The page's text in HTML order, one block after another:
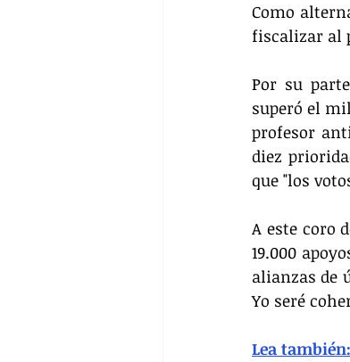
Como
fiscalizar al
Por su
superó el
profesor
diez
que "los
A este coro
19.000
alianzas de
Yo seré
Lea